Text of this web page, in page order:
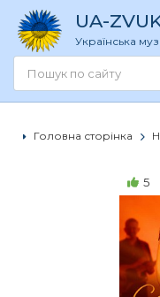
UA-
Українська
Головна сторінка
5